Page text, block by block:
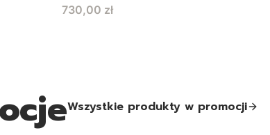
Cena
730,00 zł
Wszystkie produkty w promocji